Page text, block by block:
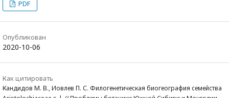
PDF
Опубликован
2020-10-06
Как цитировать
Кандидов М. В., Иовлев П. С. Филогенетическая биогеография семейства